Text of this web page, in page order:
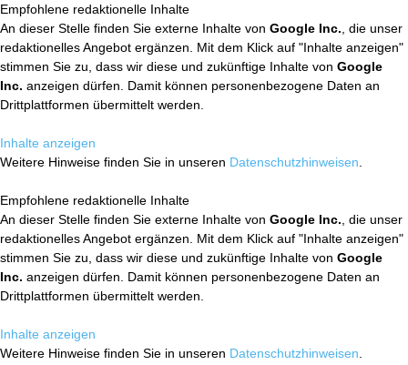
Empfohlene redaktionelle Inhalte
An dieser Stelle finden Sie externe Inhalte von Google Inc. , die unser
redaktionelles Angebot ergänzen. Mit dem Klick auf "Inhalte anzeigen"
stimmen Sie zu, dass wir diese und zukünftige Inhalte von Google
Inc. anzeigen dürfen. Damit können personenbezogene Daten an
Drittplattformen übermittelt werden.
Inhalte anzeigen
Weitere Hinweise finden Sie in unseren Datenschutzhinweisen
Empfohlene redaktionelle Inhalte
An dieser Stelle finden Sie externe Inhalte von Google Inc. , die unser
redaktionelles Angebot ergänzen. Mit dem Klick auf "Inhalte anzeigen"
stimmen Sie zu, dass wir diese und zukünftige Inhalte von Google
Inc. anzeigen dürfen. Damit können personenbezogene Daten an
Drittplattformen übermittelt werden.
Inhalte anzeigen
Weitere Hinweise finden Sie in unseren Datenschutzhinweisen